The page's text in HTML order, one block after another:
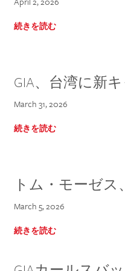
続きを読む
GIA、台湾に新
March 31, 2026
続きを読む
トム・モーゼス
March 5, 2026
続きを読む